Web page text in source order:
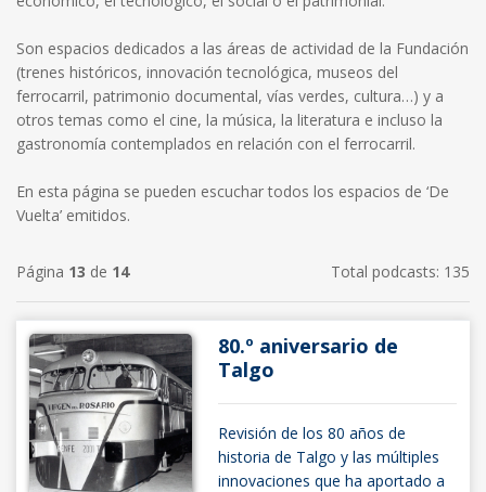
Son espacios dedicados a las áreas de actividad de la Fundación
(trenes históricos, innovación tecnológica, museos del
ferrocarril, patrimonio documental, vías verdes, cultura…) y a
otros temas como el cine, la música, la literatura e incluso la
gastronomía contemplados en relación con el ferrocarril.
En esta página se pueden escuchar todos los espacios de ‘De
Vuelta’ emitidos.
Página 13 de 14 Total podcasts: 135
80.º aniversario de
Talgo
Revisión de los 80 años de
historia de Talgo y las múltiples
innovaciones que ha aportado a